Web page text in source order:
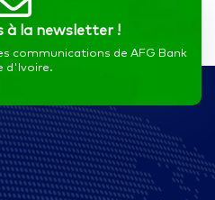
à la newsletter !
communications de AFG Bank
d'Ivoire.